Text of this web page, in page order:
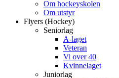
Om hockeyskolen
Om utstyr
Flyers (Hockey)
Seniorlag
A-laget
Veteran
Vi over 40
Kvinnelaget
Juniorlag